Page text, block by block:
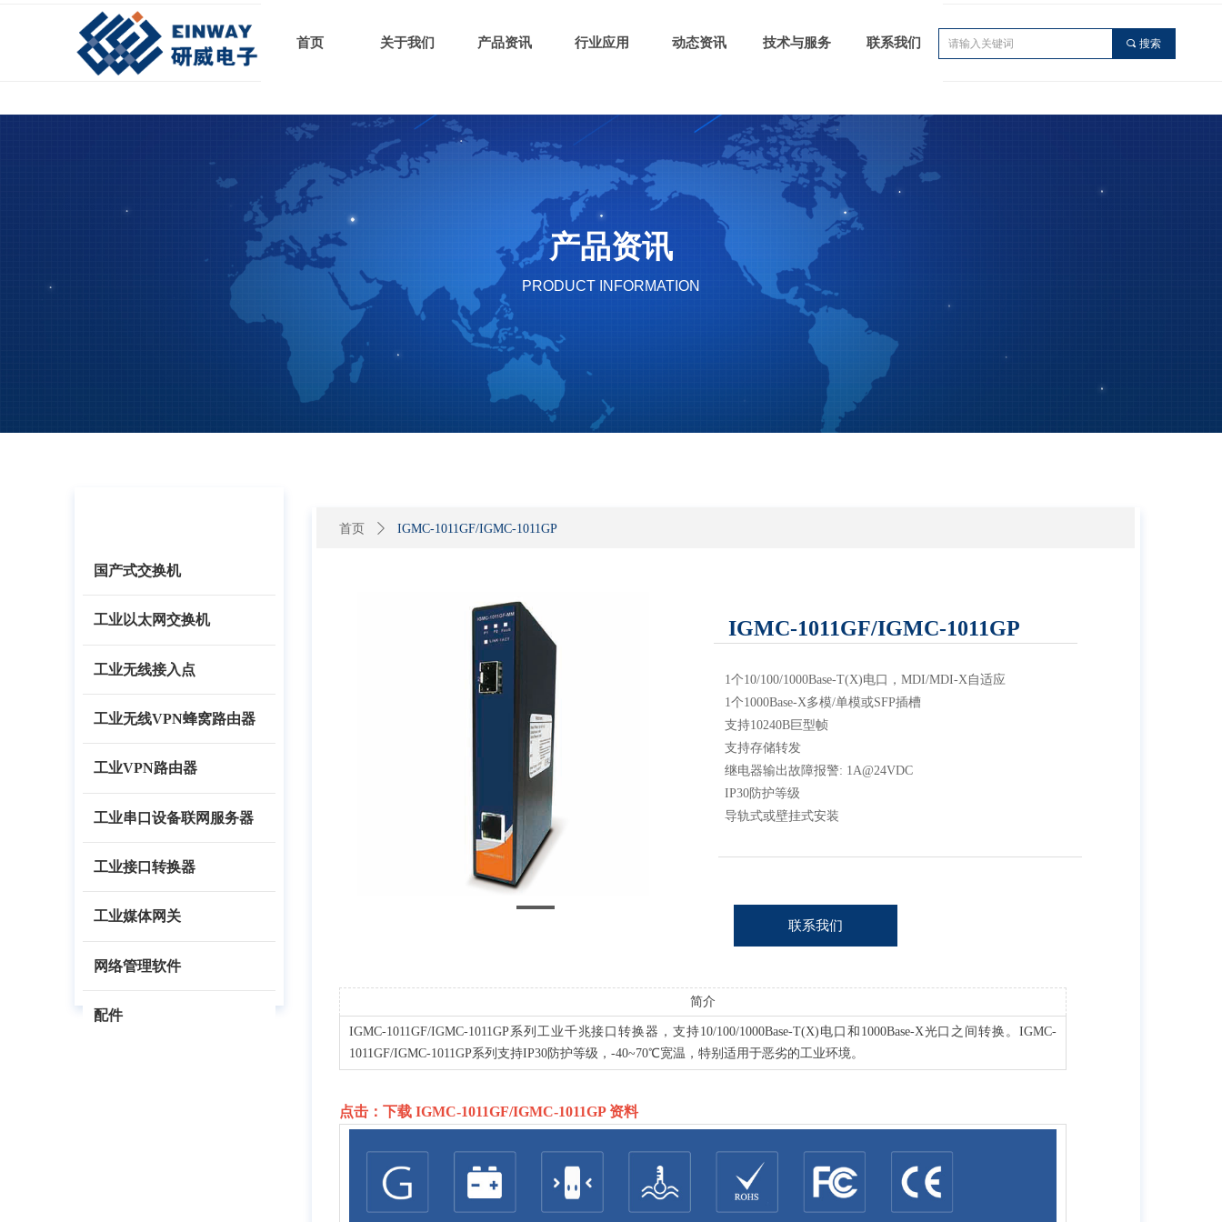
首页 关于我们 产品资讯 行业应用 动态资讯 技术与服务 联系我们 끠 搜索
国产式交换机
工业以太网交换机
工业无线接入点
工业无线VPN蜂窝路由器
工业VPN路由器
工业串口设备联网服务器
工业接口转换器
工业媒体网关
网络管理软件
配件
首页 ꄲ IGMC-1011GF/IGMC-1011GP
IGMC-1011GF/IGMC-1011GP
1个10/100/1000Base-T(X)电口，MDI/MDI-X自适应
1个1000Base-X多模/单模或SFP插槽
支持10240B巨型帧
支持存储转发
继电器输出故障报警: 1A@24VDC
IP30防护等级
导轨式或壁挂式安装
联系我们
简介
IGMC-1011GF/IGMC-1011GP系列工业千兆接口转换器，支持10/100/1000Base-T(X)电口和1000Base-X光口之间转换。IGMC-
1011GF/IGMC-1011GP系列支持IP30防护等级，-40~70℃宽温，特别适用于恶劣的工业环境。
点击：下载 IGMC-1011GF/IGMC-1011GP 资料
产品资讯
PRODUCT INFORMATION